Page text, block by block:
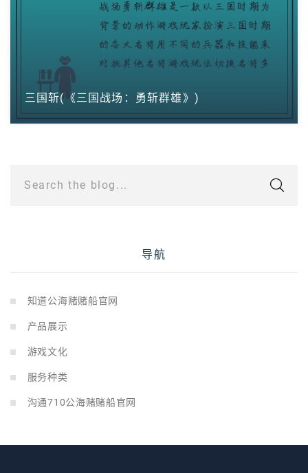
三国斩(《三国战场：勇斩群雄》)
Search the blog...
导航
知道公海赌赌船官网
产品展示
游戏文化
服务种类
沟通710公海赌赌船官网